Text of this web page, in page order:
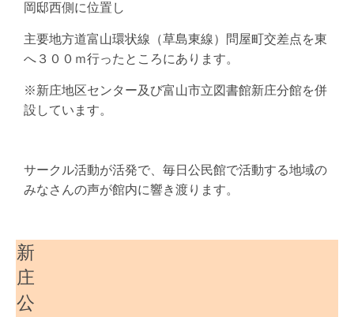
岡邸西側に位置し
主要地方道富山環状線（草島東線）問屋町交差点を東
へ３００ｍ行ったところにあります。
※新庄地区センター及び富山市立図書館新庄分館を併
設しています。
サークル活動が活発で、毎日公民館で活動する地域の
みなさんの声が館内に響き渡ります。
新
庄
公